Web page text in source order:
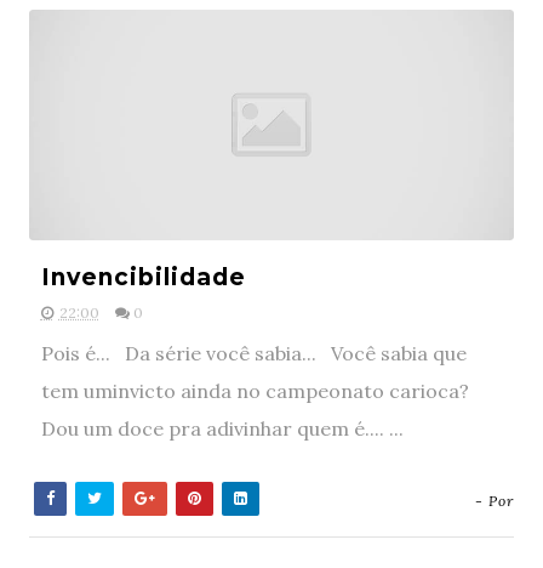
Invencibilidade
22:00 0
Pois é... Da série você sabia... Você sabia que
tem uminvicto ainda no campeonato carioca?
Dou um doce pra adivinhar quem é.... ...
- Por